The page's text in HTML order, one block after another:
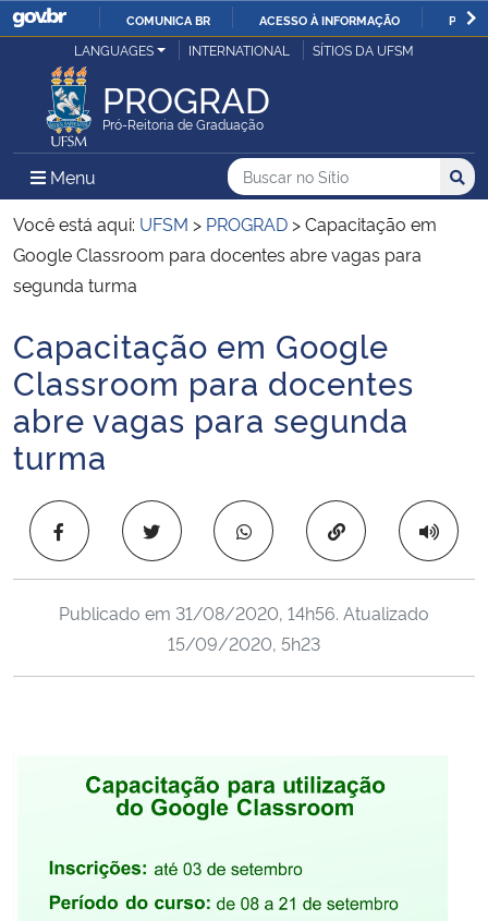
IR
O
COMUNICA BR ACESSO À INFORMAÇÃO
Ministério da Justiça e Segurança Pública
Ministério da Defesa
Ministério das Relações Exteriores
Ministério da Economia
Ministério da Infraestrutura
Ministério da Agricultura, Pecuária e Abastecimento
Ministério da Educação
Ministério da Cidadania
Ministério da Saúde
Ministério de Minas e Energia
Ministério da Ciência, Tecnologia, Inovações e Comunicações
Ministério do Turismo
Controladoria-Geral da União
LANGUAGES INTERNATIONAL SÍTIOS DA UFSM
PROGRAD
Pró-Reitoria de Graduação
Menu Menu Principal do Sítio
Busca
Buscar no no Sítio
Busca:
Você está aqui: UFSM > PROGRAD >Capacitação em
Google Classroom para docentes abre vagas para
segunda turma
Início do conteúdo
Capacitação em Google
Classroom para docentes
abre vagas para segunda
turma
Copiar para área
Publicado em 31/08/2020, 14h56. Atualizado
15/09/2020, 5h23